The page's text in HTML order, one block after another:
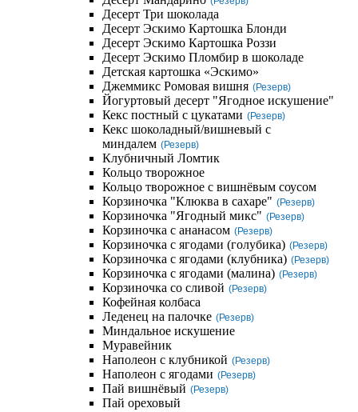
Десерт Три шоколада
Десерт Эскимо Картошка Блонди
Десерт Эскимо Картошка Роззи
Десерт Эскимо Пломбир в шоколаде
Детская картошка «Эскимо»
Джеммикс Ромовая вишня (Резерв)
Йогуртовый десерт "Ягодное искушение"
Кекс постный с цукатами (Резерв)
Кекс шоколадный/вишневый с
миндалем (Резерв)
Клубничный Ломтик
Кольцо творожное
Кольцо творожное с вишнёвым соусом
Корзиночка "Клюква в сахаре" (Резерв)
Корзиночка "Ягодный микс" (Резерв)
Корзиночка с ананасом (Резерв)
Корзиночка с ягодами (голубика) (Резерв)
Корзиночка с ягодами (клубника) (Резерв)
Корзиночка с ягодами (малина) (Резерв)
Корзиночка со сливой (Резерв)
Кофейная колбаса
Леденец на палочке (Резерв)
Миндальное искушение
Муравейник
Наполеон с клубникой (Резерв)
Наполеон с ягодами (Резерв)
Пай вишнёвый (Резерв)
Пай ореховый